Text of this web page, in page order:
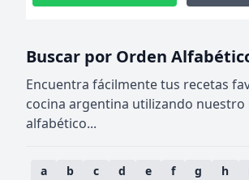
Buscar por Orden
Encuentra fácilmente tus recetas
cocina argentina utilizando nuestro
alfabético...
a b c d e f g h